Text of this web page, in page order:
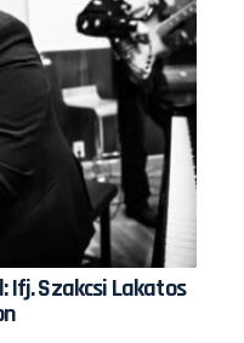
Ifj. Szakcsi Lakatos